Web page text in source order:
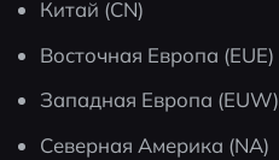
Китай (CN)
Восточная Европа (EUE)
Западная Европа (EUW)
Северная Америка (NA)